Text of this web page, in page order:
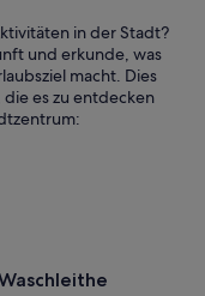
in der Stadt?
und erkunde, was
macht. Dies
es zu entdecken